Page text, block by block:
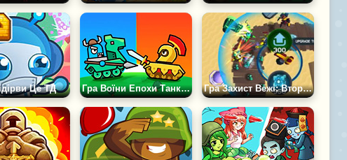
Це ТД Гра Воїни Епохи Танків: Захист Вежі Гра Захист Вежі: Вторгнення Інопланетян